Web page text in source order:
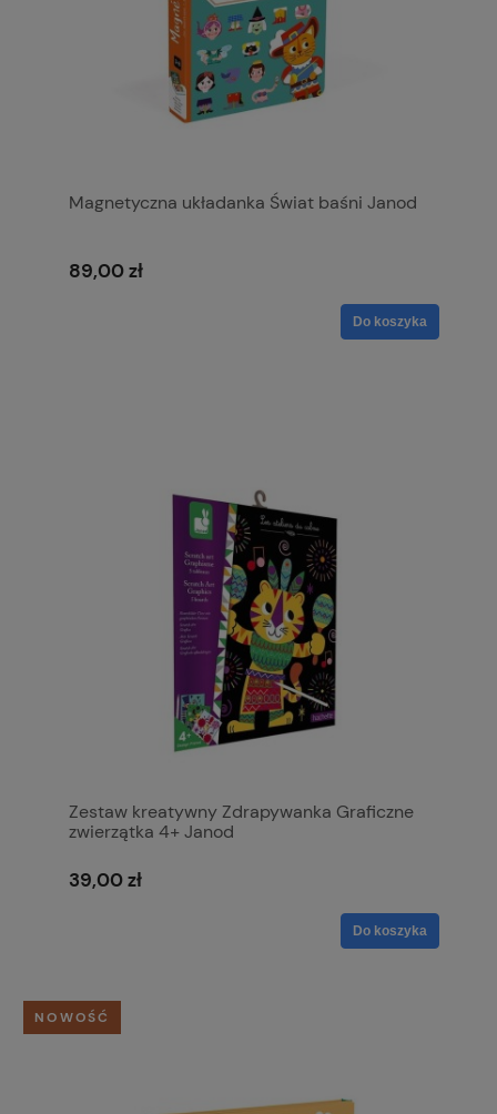
Magnetyczna układanka Świat baśni Janod
89,00 zł
Do koszyka
Zestaw kreatywny Zdrapywanka Graficzne
zwierzątka 4+ Janod
39,00 zł
Do koszyka
NOWOŚĆ